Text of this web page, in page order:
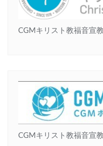
CGMキリスト教福音宣
CGMキリスト教福音宣